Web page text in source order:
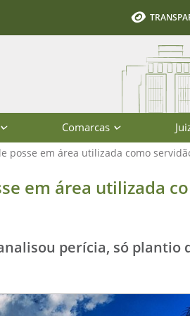
Comarcas
posse em área utilizada como
utilizada como
em área utilizada
perícia, só plantio